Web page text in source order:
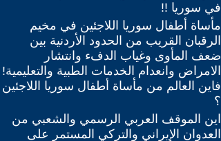
في سوريا !!
مأساة أطفال سوريا اللاجئين في مخيم
الرقبان القريب من الحدود الأردنية بين
ضعف المأوى وغياب الدفء وانتشار
الامراض وانعدام الخدمات الطبية والتعليمية!
فاين العالم من مأساة أطفال سوريا اللاجئين
؟
اين الموقف العربي الرسمي والشعبي من
العدوان الإيراني والتركي المستمر على